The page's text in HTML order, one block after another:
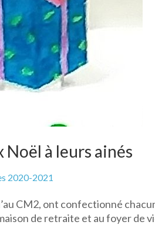
à leurs ainés
2020-2021
CM2, ont confectionné
de retraite et au foyer de